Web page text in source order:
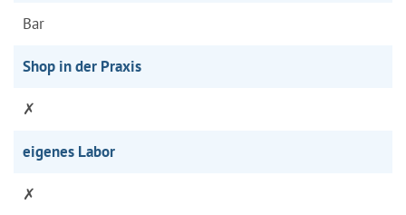
Bar
Shop in der Praxis
✗
eigenes Labor
✗